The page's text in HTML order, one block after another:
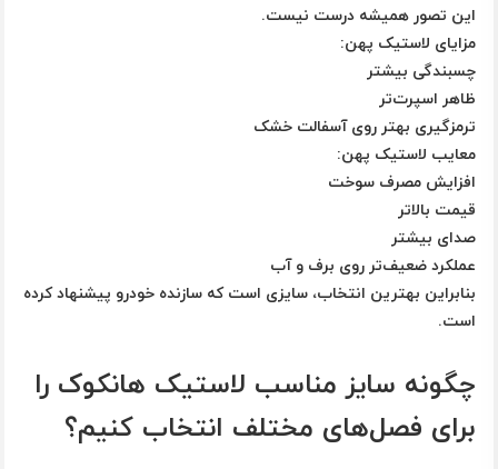
این تصور همیشه درست نیست.
مزایای لاستیک پهن:
چسبندگی بیشتر
ظاهر اسپرت‌تر
ترمزگیری بهتر روی آسفالت خشک
معایب لاستیک پهن:
افزایش مصرف سوخت
قیمت بالاتر
صدای بیشتر
عملکرد ضعیف‌تر روی برف و آب
بنابراین بهترین انتخاب، سایزی است که سازنده خودرو پیشنهاد کرده
است.
چگونه سایز مناسب لاستیک هانکوک را
برای فصل‌های مختلف انتخاب کنیم؟